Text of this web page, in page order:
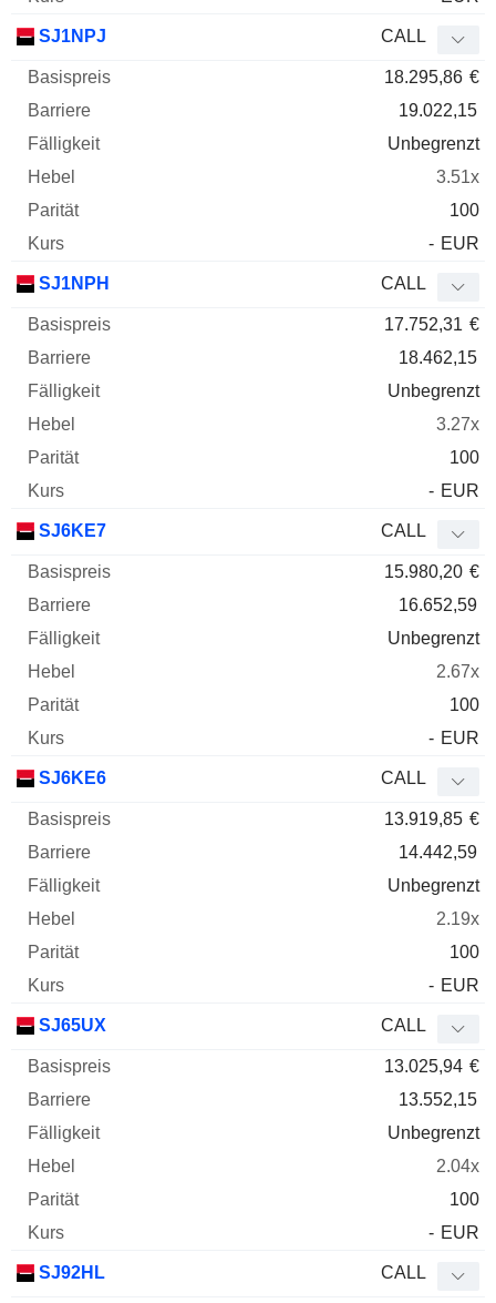
SJ1NPJ CALL
18.295,86 €
19.022,15
Unbegrenzt
3.51x
100
- EUR
SJ1NPH CALL
17.752,31 €
18.462,15
Unbegrenzt
3.27x
100
- EUR
SJ6KE7 CALL
15.980,20 €
16.652,59
Unbegrenzt
2.67x
100
- EUR
SJ6KE6 CALL
13.919,85 €
14.442,59
Unbegrenzt
2.19x
100
- EUR
SJ65UX CALL
13.025,94 €
13.552,15
Unbegrenzt
2.04x
100
- EUR
SJ92HL CALL